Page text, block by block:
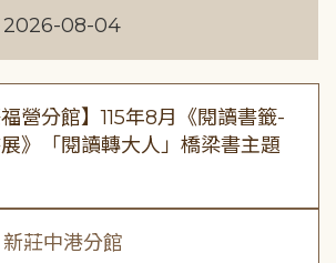
2026-08-04
福營分館】115年8月《閱讀書籤-
》「閱讀轉大人」橋梁書主題
新莊中港分館